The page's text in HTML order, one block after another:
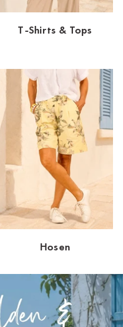
T-Shirts & Tops
Hosen